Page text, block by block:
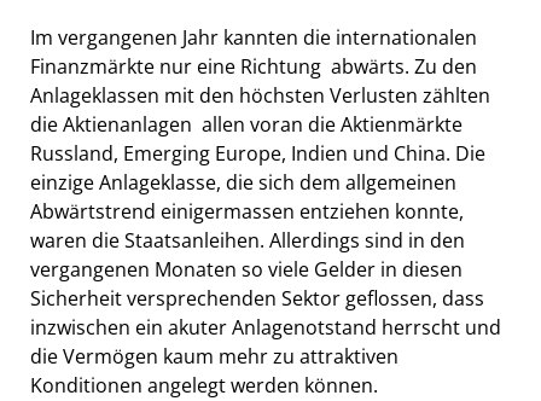
Im vergangenen Jahr kannten die internationalen
Finanzmärkte nur eine Richtung  abwärts. Zu den
Anlageklassen mit den höchsten Verlusten zählten
die Aktienanlagen  allen voran die Aktienmärkte
Russland, Emerging Europe, Indien und China. Die
einzige Anlageklasse, die sich dem allgemeinen
Abwärtstrend einigermassen entziehen konnte,
waren die Staatsanleihen. Allerdings sind in den
vergangenen Monaten so viele Gelder in diesen
Sicherheit versprechenden Sektor geflossen, dass
inzwischen ein akuter Anlagenotstand herrscht und
die Vermögen kaum mehr zu attraktiven
Konditionen angelegt werden können.